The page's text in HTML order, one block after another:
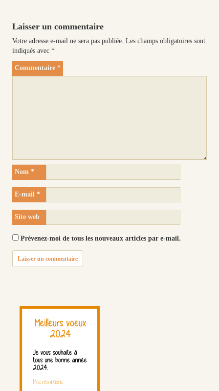
Laisser un commentaire
Votre adresse e-mail ne sera pas publiée. Les champs obligatoires sont
indiqués avec *
Commentaire *
Nom *
E-mail *
Site web
Prévenez-moi de tous les nouveaux articles par e-mail.